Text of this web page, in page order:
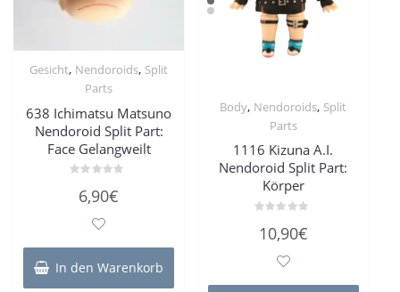
Gesicht, Nendoroids, Split
Parts
638 Ichimatsu Matsuno
Nendoroid Split Part:
Face Gelangweilt
mit6,90€
In den Warenkorb
Body, Nendoroids, Split
Parts
1116 Kizuna A.I.
Nendoroid Split Part:
Körper
mit
10,90€